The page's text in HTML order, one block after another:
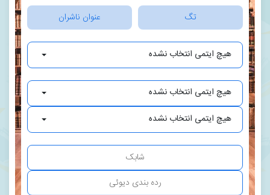
تگ عنوان ناشران
هیچ ایتمی انتخاب نشده
هیچ ایتمی انتخاب نشده
هیچ ایتمی انتخاب نشده